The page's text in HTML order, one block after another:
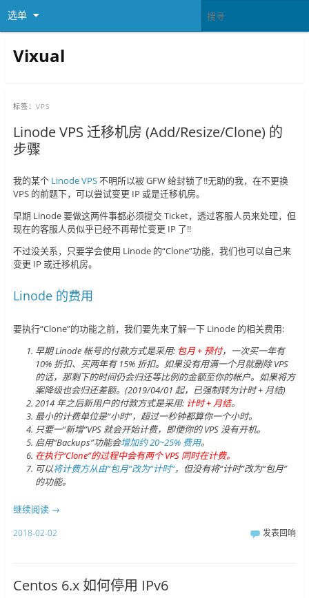
选单
Vixual
标签： VPS
Linode VPS 迁移机房 (Add/Resize/Clone) 的
步骤
我的某个 Linode VPS不明所以被 GFW 给封锁了!!无助的我，在不更换
VPS 的前题下，可以尝试变更 IP 或是迁移机房。
早期 Linode 要做这两件事都必须提交 Ticket，透过客服人员来处理，但
现在的客服人员似乎已经不再帮忙变更 IP 了!!
不过没关系，只要学会使用 Linode 的“Clone”功能，我们也可以自己来
变更 IP 或迁移机房。
Linode 的费用
要执行“Clone”的功能之前，我们要先来了解一下 Linode 的相关费用:
早期 Linode 帐号的付款方式是采用: 包月 + 预付，一次买一年有
10% 折扣、买两年有 15% 折扣。如果没有用满一个月就删除 VPS
的话，那剩下的时间仍会归还等比例的金额至你的帐户。如果将方
案降级也会归还差额。(2019/04/01 起，已强制转为计时 + 月结)
2014 年之后新用户的付款方式是采用: 计时 + 月结。
最小的计费单位是“小时”，超过一秒钟都算你一个小时。
只要一“新增”VPS 就会开始计费，即便你的 VPS 没有开机。
启用“Backups”功能会增加约 20~25% 费用。
在执行“Clone”的过程中会有两个 VPS 同时在计费。
可以将计费方从由“包月”改为“计时”，但没有将“计时”改为“包月”
的功能。
继续阅读 →
2018-02-02 发表回响
Centos 6.x 如何停用 IPv6